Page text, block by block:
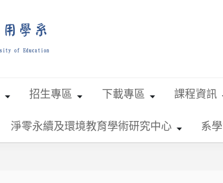
招生專區 下載專區 課程資訊
淨零永續及環境教育學術研究中心 系